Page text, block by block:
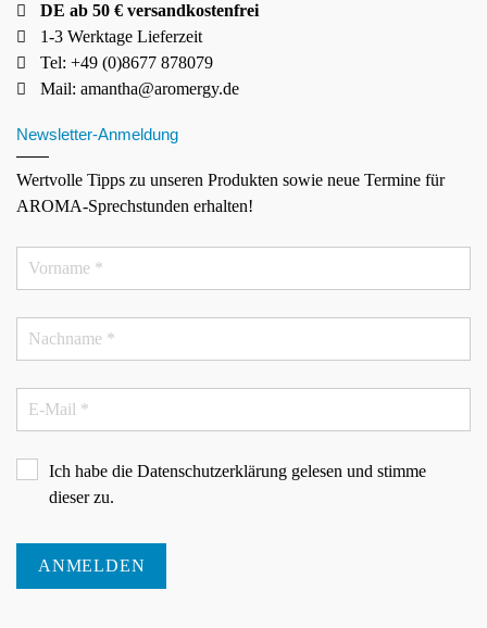
DE ab 50 € versandkostenfrei
1-3 Werktage Lieferzeit
Tel: +49 (0)8677 878079
Mail: amantha@aromergy.de
Newsletter-Anmeldung
Wertvolle Tipps zu unseren Produkten sowie neue Termine für
AROMA-Sprechstunden erhalten!
Ich habe die Datenschutzerklärung gelesen und stimme
dieser zu.
ANMELDEN